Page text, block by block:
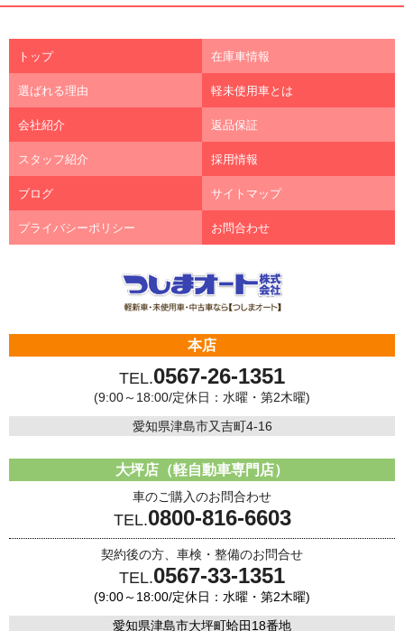
トップ 在庫車情報
選ばれる理由 軽未使用車とは
会社紹介 返品保証
スタッフ紹介 採用情報
ブログ サイトマップ
プライバシーポリシー お問合わせ
本店
TEL.0567-26-1351
(9:00～18:00/定休日：水曜・第2木曜)
愛知県津島市又吉町4-16
大坪店（軽自動車専門店）
車のご購入のお問合わせ
TEL.0800-816-6603
契約後の方、車検・整備のお問合せ
TEL.0567-33-1351
(9:00～18:00/定休日：水曜・第2木曜)
愛知県津島市大坪町蛤田18番地